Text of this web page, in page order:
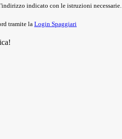
indicato con le istruzioni necessarie.
tramite la Login Spaggiari